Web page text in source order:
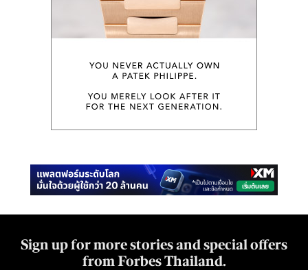
Sign up for more stories and special offers
from Forbes Thailand.